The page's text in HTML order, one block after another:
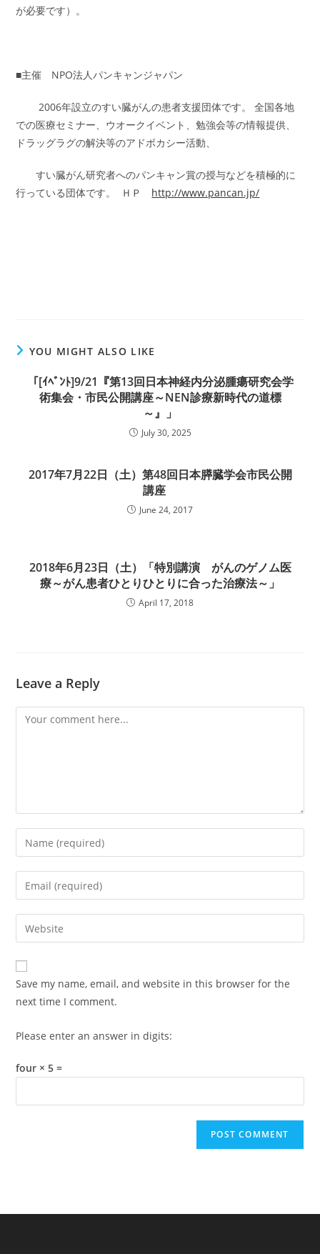
が必要です）。
■主催 NPO法人パンキャンジャパン
2006年設立のすい臓がんの患者支援団体です。 全国各地
での医療セミナー、ウオークイベント、勉強会等の情報提供、
ドラッグラグの解決等のアドボカシー活動、
すい臓がん研究者へのパンキャン賞の授与などを積極的に
行っている団体です。 ＨＰ http://www.pancan.jp/
YOU MIGHT ALSO LIKE
「[ｲﾍﾞﾝﾄ]9/21『第13回日本神経内分泌腫瘍研究会学
術集会・市民公開講座～NEN診療新時代の道標
～』」
July 30, 2025
2017年7月22日（土）第48回日本膵臓学会市民公開
講座
June 24, 2017
2018年6月23日（土）「特別講演 がんのゲノム医
療～がん患者ひとりひとりに合った治療法～」
April 17, 2018
Leave a Reply
Comment
Enter
your
name
comment
Enter
your
email
address
comment
Enter
your
website
URL
(optional)
Save my name, email, and website in this browser for the
next time I comment.
Please enter an answer in digits:
four × 5 =